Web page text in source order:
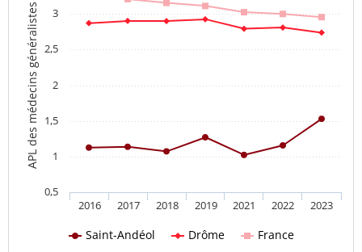
APL des médecins généralistes
Saint-Andéol Drôme France
2016 2017 2018 2019 2021 2022 2023
0,5
1
1,5
2
2,5
3